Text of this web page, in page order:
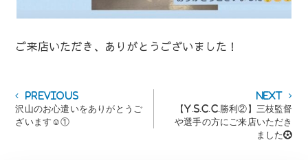
ご来店いただき、ありがとうございました！
投
稿
ナ
PreviousPrevious
post:
沢山のお心遣いをありがとうご
ざいます☺️①
Next
post:
【Y.S.C.C.勝利②】三枝監督
や選手の方にご来店いただき
ました⚽